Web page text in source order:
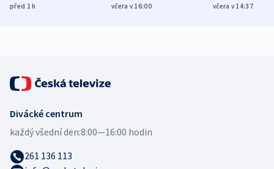
různých zemí
před 1h
dohodu o
včera v 16:00
Bojovali na
včera v 14:37
Divácké centrum
každý všední den:8:00—16:00 hodin
261 136 113